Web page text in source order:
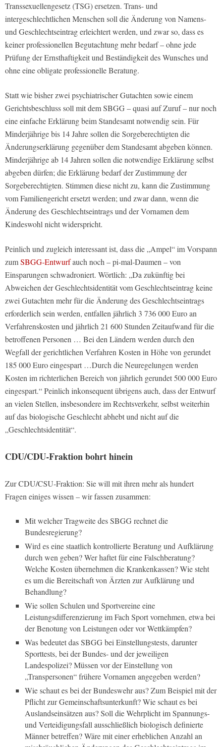
Transsexuellengesetz (TSG) ersetzen. Trans- und
intergeschlechtlichen Menschen soll die Änderung von Namens-
und Geschlechtseintrag erleichtert werden, und zwar so, dass es
keiner professionellen Begutachtung mehr bedarf – ohne jede
Prüfung der Ernsthaftigkeit und Beständigkeit des Wunsches und
ohne eine obligate professionelle Beratung.
Statt wie bisher zwei psychiatrischer Gutachten sowie einem
Gerichtsbeschluss soll mit dem SBGG – quasi auf Zuruf – nur noch
eine einfache Erklärung beim Standesamt notwendig sein. Für
Minderjährige bis 14 Jahre sollen die Sorgeberechtigten die
Änderungserklärung gegenüber dem Standesamt abgeben können.
Minderjährige ab 14 Jahren sollen die notwendige Erklärung selbst
abgeben dürfen; die Erklärung bedarf der Zustimmung der
Sorgeberechtigten. Stimmen diese nicht zu, kann die Zustimmung
vom Familiengericht ersetzt werden; und zwar dann, wenn die
Änderung des Geschlechtseintrags und der Vornamen dem
Kindeswohl nicht widerspricht.
Peinlich und zugleich interessant ist, dass die „Ampel“ im Vorspann
zumSBGG-Entwurfauch noch – pi-mal-Daumen – von
Einsparungen schwadroniert. Wörtlich: „Da zukünftig bei
Abweichen der Geschlechtsidentität vom Geschlechtseintrag keine
zwei Gutachten mehr für die Änderung des Geschlechtseintrags
erforderlich sein werden, entfallen jährlich 3 736 000 Euro an
Verfahrenskosten und jährlich 21 600 Stunden Zeitaufwand für die
betroffenen Personen … Bei den Ländern werden durch den
Wegfall der gerichtlichen Verfahren Kosten in Höhe von gerundet
185 000 Euro eingespart …Durch die Neuregelungen werden
Kosten im richterlichen Bereich von jährlich gerundet 500 000 Euro
eingespart.“ Peinlich inkonsequent übrigens auch, dass der Entwurf
an vielen Stellen, insbesondere im Rechtsverkehr, selbst weiterhin
auf das biologische Geschlecht abhebt und nicht auf die
„Geschlechtsidentität“.
CDU/CDU-Fraktion bohrt hinein
Zur CDU/CSU-Fraktion: Sie will mit ihren mehr als hundert
Fragen einiges wissen – wir fassen zusammen:
Mit welcher Tragweite des SBGG rechnet die
Bundesregierung?
Wird es eine staatlich kontrollierte Beratung und Aufklärung
durch wen geben? Wer haftet für eine Falschberatung?
Welche Kosten übernehmen die Krankenkassen? Wie steht
es um die Bereitschaft von Ärzten zur Aufklärung und
Behandlung?
Wie sollen Schulen und Sportvereine eine
Leistungsdifferenzierung im Fach Sport vornehmen, etwa bei
der Benotung von Leistungen oder vor Wettkämpfen?
Was bedeutet das SBGG bei Einstellungstests, darunter
Sporttests, bei der Bundes- und der jeweiligen
Landespolizei? Müssen vor der Einstellung von
„Transpersonen“ frühere Vornamen angegeben werden?
Wie schaut es bei der Bundeswehr aus? Zum Beispiel mit der
Pflicht zur Gemeinschaftsunterkunft? Wie schaut es bei
Auslandseinsätzen aus? Soll die Wehrplicht im Spannungs-
und Verteidigungsfall ausschließlich biologisch definierte
Männer betreffen? Wäre mit einer erheblichen Anzahl an